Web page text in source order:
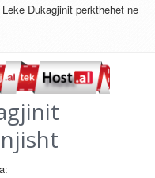
Dukagjinit perkthehet ne